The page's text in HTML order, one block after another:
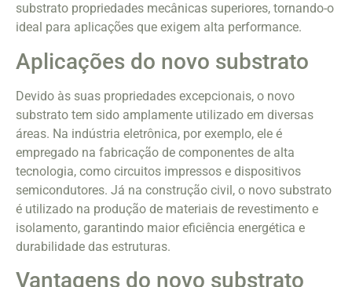
substrato propriedades mecânicas superiores, tornando-o
ideal para aplicações que exigem alta performance.
Aplicações do novo substrato
Devido às suas propriedades excepcionais, o novo
substrato tem sido amplamente utilizado em diversas
áreas. Na indústria eletrônica, por exemplo, ele é
empregado na fabricação de componentes de alta
tecnologia, como circuitos impressos e dispositivos
semicondutores. Já na construção civil, o novo substrato
é utilizado na produção de materiais de revestimento e
isolamento, garantindo maior eficiência energética e
durabilidade das estruturas.
Vantagens do novo substrato